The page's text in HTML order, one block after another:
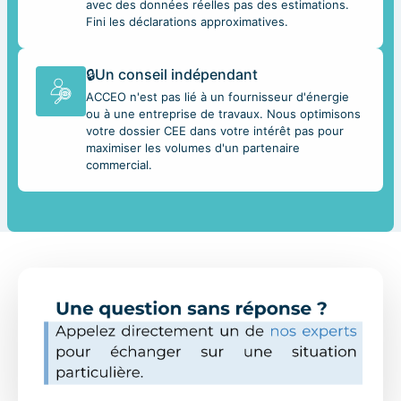
avec des données réelles pas des estimations.
Fini les déclarations approximatives.
🔒Un conseil indépendant
ACCEO n'est pas lié à un fournisseur d'énergie
ou à une entreprise de travaux. Nous optimisons
votre dossier CEE dans votre intérêt pas pour
maximiser les volumes d'un partenaire
commercial.